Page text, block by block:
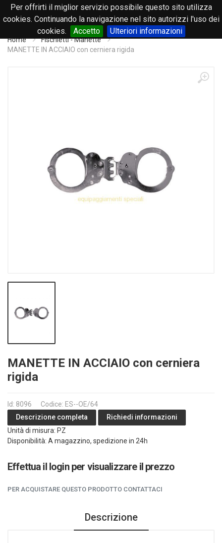
Per offrirti il miglior servizio possibile questo sito utilizza
cookies. Continuando la navigazione nel sito autorizzi l'uso dei
cookies.
Accetto Ulteriori informazioni
0
Home
Fischietti - Manette
MANETTE IN ACCIAIO con cerniera rigida
MANETTE IN ACCIAIO con cerniera
rigida
Id: 8096
Codice: ES--OE/64
Descrizione completa
Richiedi informazioni
Unità di misura: PZ
Disponibilità: A magazzino, spedizione in 24h
Effettua il login per visualizzare il prezzo
PER ACQUISTARE QUESTO PRODOTTO CONTATTACI
Descrizione